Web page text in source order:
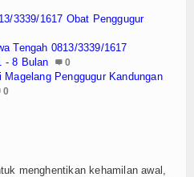
3339/1617 Obat Penggugur
Tengah 0813/3339/1617
- 8 Bulan
0
Penggugur Kandungan
0
menghentikan kehamilan awal,